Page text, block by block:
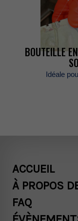
ACCUEIL
FAQ